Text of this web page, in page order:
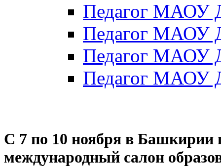
Педагог МАОУ
Педагог МАОУ
Педагог МАОУ
Педагог МАОУ
С 7 по 10 ноября в Башкирии
международный салон